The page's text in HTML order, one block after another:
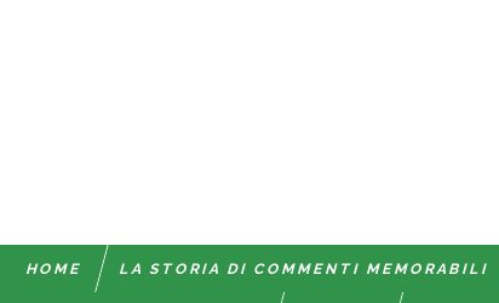
HOME LA STORIA DI COMMENTI MEMORABILI